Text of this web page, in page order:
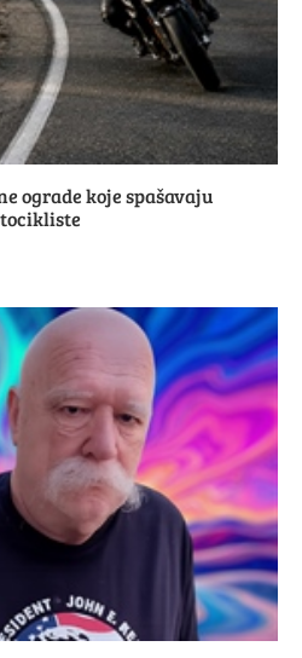
ograde koje spašavaju